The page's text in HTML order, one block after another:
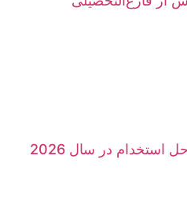
در سال 2026